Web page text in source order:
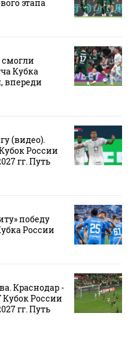
этапа
смогли
Кубка
впереди
(видео).
России
гг. Путь
победу
России
Краснодар -
Кубок России
гг. Путь